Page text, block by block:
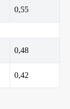
0,55
0,48
0,42